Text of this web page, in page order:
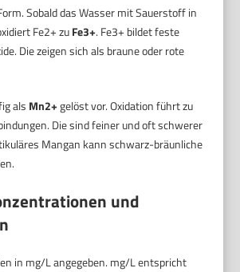
Sobald das Wasser mit Sauerstoff in
Fe2+ zuFe3+. Fe3+ bildet feste
Die zeigen sich als braune oder rote
als Mn2+gelöst vor. Oxidation führt zu
Die sind feiner und oft schwerer
Mangan kann schwarz-bräunliche
und
in mg/L angegeben. mg/L entspricht